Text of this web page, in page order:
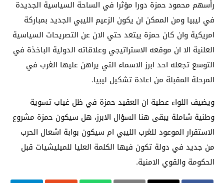
رأسهم محمود حمزة دورا مؤثرا في الساحة السياسية الجديدة
في ليبيا ومن الممكن ان يكون الزعيم الليبي الجديد بمباركة
امريكية وان كان حمزة يبتعد حتي الان عن التصريحات السياسية
العلنية الا ان موقعه الاستراتيجي وعلاقاته الدولية الباخذة في
التوسع تجعله احد ابرز الاسماء التي يراهن عليها الغرب في
المرحلة المقبلة من اعادة تشكيل ليبيا.
ويضيف اللواء عطية ان العقيد حمزة في ظل غياب تسوية
وطنية شاملة يبقى هنا السؤال الابرز، هل سيكون حمزة مشروع
الاستقرار الموعود للغرب الليبي ام سيكون بوابة اشعال الحرب
من جديد في دولة تكون فيها الكلمة العليا للميليشيات قبل
الحكومة والقوي الامنية.